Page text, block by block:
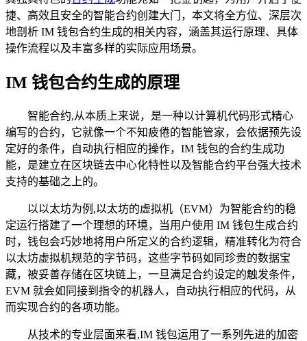
捷、高效且安全的智能合约创建大门，本文将全方位、深层次
地剖析 IM 钱包合约生成的相关内容，涵盖其运行原理、具体
操作流程以及丰富多样的实际应用场景。
IM 钱包合约生成的原理
智能合约,从本质上来说，是一种以计算机代码形式精心
编写的合约，它就像一个不知疲倦的智能管家，会依据预先设
定好的条件，自动执行相应的操作，IM 钱包的合约生成功
能，是建立在区块链去中心化特性以及智能合约平台强大技术
支持的基础之上的。
以以太坊为例,以太坊的虚拟机（EVM）为智能合约的稳
定运行搭建了一个理想的环境，当用户使用 IM 钱包生成合约
时，钱包会巧妙地将用户所定义的合约逻辑，精准转化为符合
以太坊虚拟机规范的字节码，这些字节码如同珍贵的数据宝
藏，被妥善存储在区块链上，一旦满足合约设定的触发条件，
EVM 就会如同接到指令的机器人，自动执行相应的代码，从
而实现合约的各项功能。
从技术的专业层面来看,IM 钱包运用了一系列先进的加密